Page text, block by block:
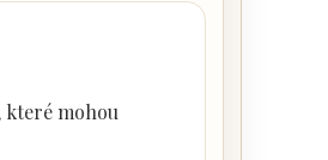
které mohou